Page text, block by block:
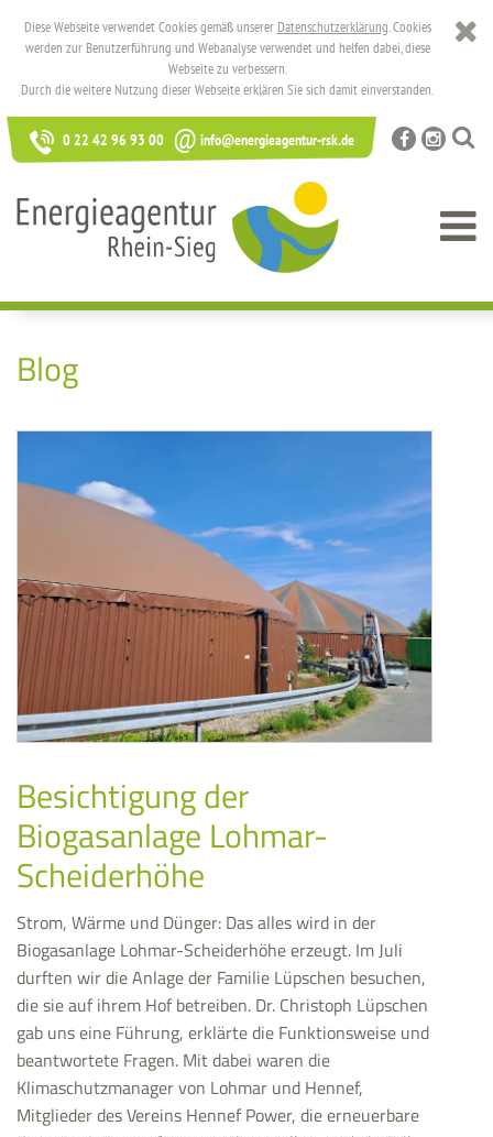
0 22 42 96 93 00 @ info@energieagentur-rsk.de
Blog
Besichtigung der
Biogasanlage Lohmar-
Scheiderhöhe
Strom, Wärme und Dünger: Das alles wird in der
Biogasanlage Lohmar-Scheiderhöhe erzeugt. Im Juli
durften wir die Anlage der Familie Lüpschen besuchen,
die sie auf ihrem Hof betreiben. Dr. Christoph Lüpschen
gab uns eine Führung, erklärte die Funktionsweise und
beantwortete Fragen. Mit dabei waren die
Klimaschutzmanager von Lohmar und Hennef,
Mitglieder des Vereins Hennef Power, die erneuerbare
Diese Webseite verwendet Cookies gemäß unserer Datenschutzerklärung. Cookies
werden zur Benutzerführung und Webanalyse verwendet und helfen dabei, diese
Webseite zu verbessern.
Durch die weitere Nutzung dieser Webseite erklären Sie sich damit einverstanden.